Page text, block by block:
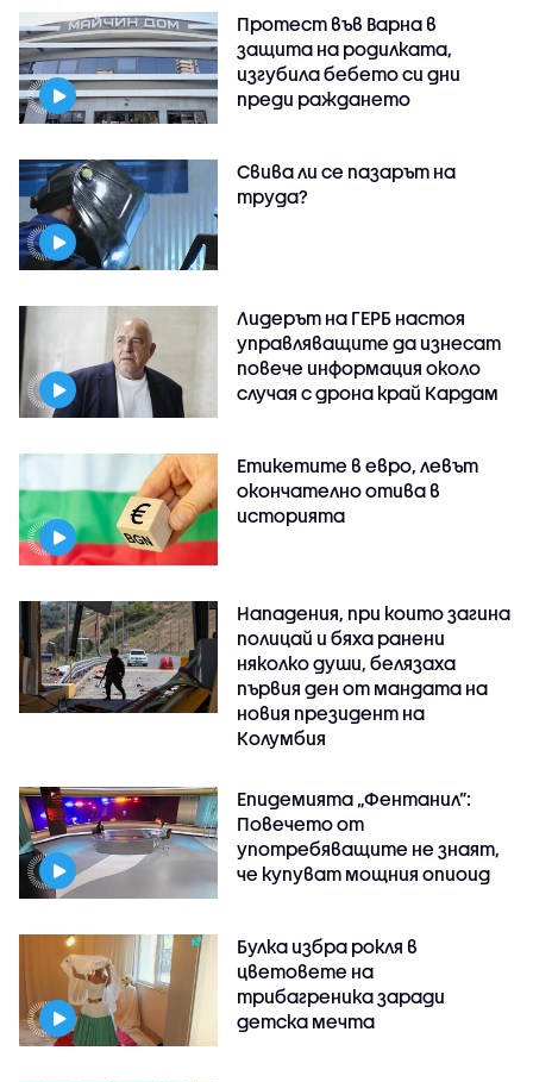
Протест във Варна в
защита на родилката,
изгубила бебето си дни
преди раждането
Свива ли се пазарът на
труда?
Лидерът на ГЕРБ настоя
управляващите да изнесат
повече информация около
случая с дрона край Кардам
Етикетите в евро, левът
окончателно отива в
историята
Нападения, при които загина
полицай и бяха ранени
няколко души, белязаха
първия ден от мандата на
новия президент на
Колумбия
Епидемията „Фентанил”:
Повечето от
употребяващите не знаят,
че купуват мощния опиоид
Булка избра рокля в
цветовете на
трибагреника заради
детска мечта